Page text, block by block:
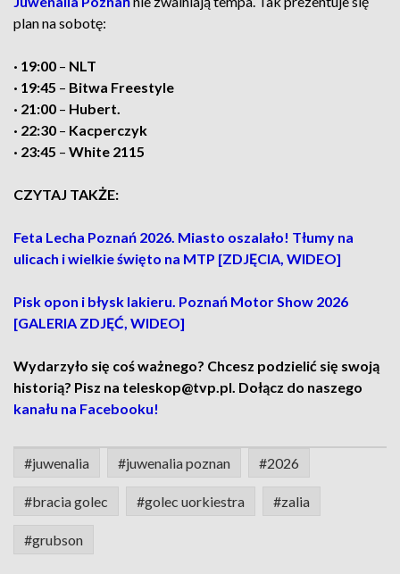
plan na sobotę:
· 19:00 – NLT
· 19:45 – Bitwa Freestyle
· 21:00 – Hubert.
· 22:30 – Kacperczyk
· 23:45 – White 2115
CZYTAJ TAKŻE:
Feta Lecha Poznań 2026. Miasto oszalało! Tłumy na
ulicach i wielkie święto na MTP [ZDJĘCIA, WIDEO]
Pisk opon i błysk lakieru. Poznań Motor Show 2026
[GALERIA ZDJĘĆ, WIDEO]
Wydarzyło się coś ważnego? Chcesz podzielić się swoją
historią? Pisz na teleskop@tvp.pl. Dołącz do naszego
kanału na Facebooku!
#juwenalia #juwenalia poznan #2026
#bracia golec #golec uorkiestra #zalia
#grubson